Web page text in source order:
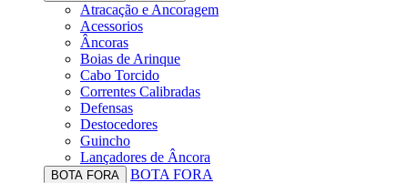
Atracação e Ancoragem
Acessorios
Âncoras
Boias de Arinque
Cabo Torcido
Correntes Calibradas
Defensas
Destocedores
Guincho
Lançadores de Âncora
BOTA FORA
BOTA FORA